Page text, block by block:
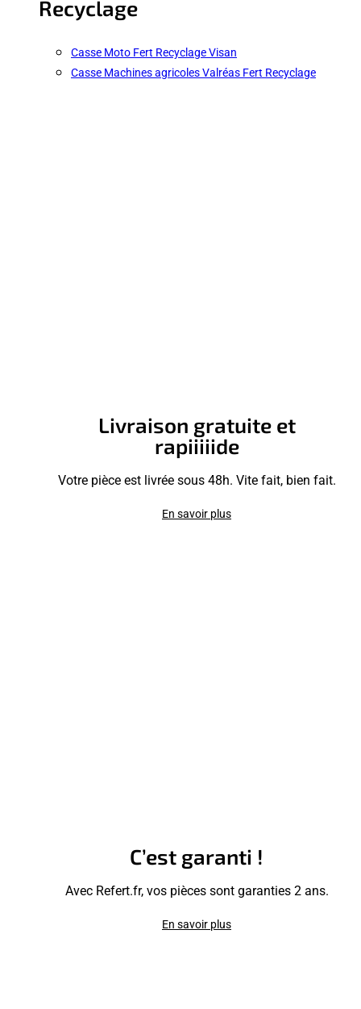
Recyclage
Casse Moto Fert Recyclage Visan
Casse Machines agricoles Valréas Fert Recyclage
Livraison gratuite et
rapiiiiide
Votre pièce est livrée sous 48h. Vite fait, bien fait.
En savoir plus
C’est garanti !
Avec Refert.fr, vos pièces sont garanties 2 ans.
En savoir plus